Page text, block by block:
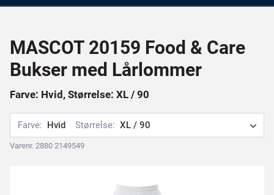
MASCOT 20159 Food & Care
Bukser med Lårlommer
Farve: Hvid, Størrelse: XL / 90
Farve: Hvid Størrelse: XL / 90
Varenr. 2880 2149549